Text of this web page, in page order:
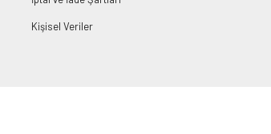
Kişisel Veriler